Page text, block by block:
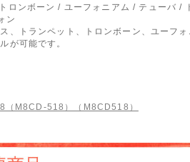
ロンボーン / ユーフォニアム / テューバ /
ン
、トランペット、トロンボーン、ユーフォ
が可能です。
M8CD-518）（M8CD518）